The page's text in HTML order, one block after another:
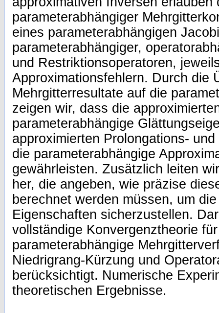
parameterabhängiger
eines parameterabhängigen
parameterabhängiger,
und Restriktionsoperatoren,
Approximationsfehlern. Durch die
Mehrgitterresultate auf die
zeigen wir, dass die
parameterabhängige
approximierten Prolongations-
die parameterabhängige
gewährleisten. Zusätzlich leiten
her, die angeben, wie präzise
berechnet werden müssen, um
Eigenschaften sicherzustellen.
vollständige Konvergenztheorie
parameterabhängige
Niedrigrang-Kürzung und
berücksichtigt. Numerische
theoretischen Ergebnisse.